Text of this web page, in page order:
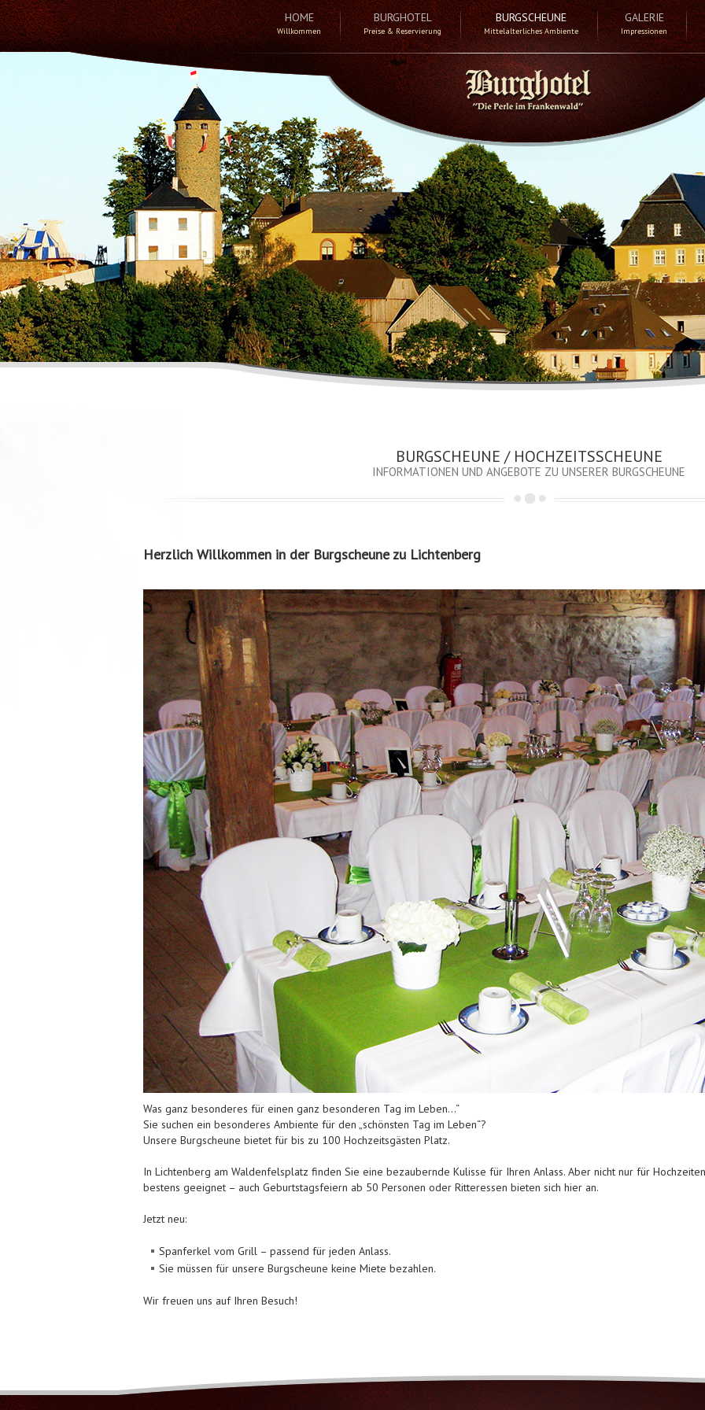
HOME
Willkommen
BURGHOTEL
Preise & Reservierung
BURGSCHEUNE
Mittelalterliches Ambiente
GALERIE
Impressionen
BURGSCHEUNE / HOCHZEITSSCHEUNE
INFORMATIONEN UND ANGEBOTE ZU UNSERER BURGSCHEUNE
Herzlich Willkommen in der Burgscheune zu Lichtenberg
Was ganz besonderes für einen ganz besonderen Tag im Leben…“
Sie suchen ein besonderes Ambiente für den „schönsten Tag im Leben“?
Unsere Burgscheune bietet für bis zu 100 Hochzeitsgästen Platz.
In Lichtenberg am Waldenfelsplatz finden Sie eine bezaubernde Kulisse für Ihren Anlass. Aber nicht nur für
bestens geeignet – auch Geburtstagsfeiern ab 50 Personen oder Ritteressen bieten sich hier an.
Jetzt neu:
Spanferkel vom Grill – passend für jeden Anlass.
Sie müssen für unsere Burgscheune keine Miete bezahlen.
Wir freuen uns auf Ihren Besuch!